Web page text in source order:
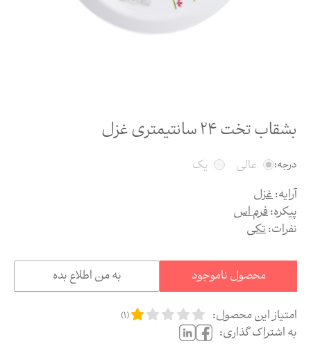
بشقاب تخت 24 سانتیمتری غزل
درجه: عالی
یک
آرایه:غزل
پیکره:فرم اس
نفرات:تکی
محصول ناموجود
به من اطلاع بده
امتیاز این محصول:
(
1
)
به اشتراک گذاری: